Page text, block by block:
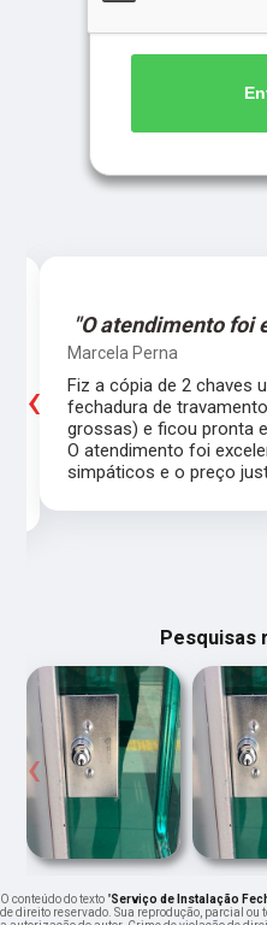
"O atendimento foi
Marcela Perna
Fiz a cópia de 2 chaves
fechadura de
grossas) e ficou pronta
O atendimento foi
simpáticos e o preço
‹
Pesquisas
‹
O conteúdo do texto "Serviço de Instalação
de direito reservado. Sua reprodução, parcial